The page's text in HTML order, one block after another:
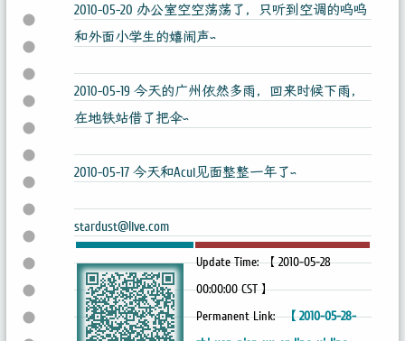
2010-05-20 办公室空空荡荡了，只听到空调的呜呜
和外面小学生的嬉闹声~
2010-05-19 今天的广州依然多雨，回来时候下雨，
在地铁站借了把伞~
2010-05-17 今天和Acui见面整整一年了~
stardust@live.com
Update Time: 【 2010-05-28
00:00:00 CST 】
Permanent Link: 【 2010-05-28-